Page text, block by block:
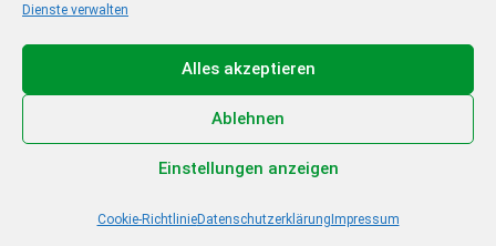
Dienste verwalten
Alles akzeptieren
Ablehnen
Einstellungen anzeigen
Cookie-RichtlinieDatenschutzerklärungImpressum
Wir sind für Sie da!
03681 – 887 99 96